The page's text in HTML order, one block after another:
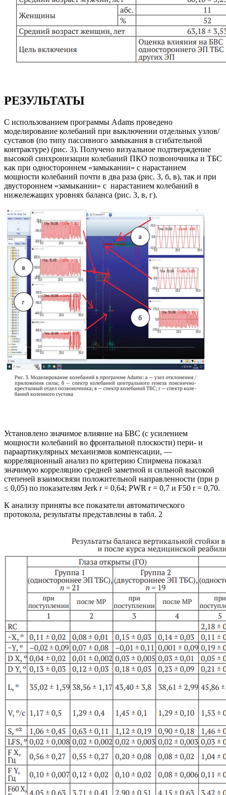
РЕЗУЛЬТАТЫ
С использованием программы Adams проведено
моделирование колебаний при выключении отдельных узлов/
суставов (по типу пассивного замыкания в сгибательной
контрактуре) (рис. 3). Получено визуальное подтверждение
высокой синхронизации колебаний ПКО позвоночника и ТБС
как при одностороннем «замыкании» с нарастанием
мощности колебаний почти в два раза (рис. 3, б, в), так и при
двустороннем «замыкании» с нарастанием колебаний в
нижележащих уровнях баланса (рис. 3, в, г).
Установлено значимое влияние на БВС (с усилением
мощности колебаний во фронтальной плоскости) пери- и
параартикулярных механизмов компенсации, —
корреляционный анализ по критерию Спирмена показал
значимую корреляцию средней заметной и сильной высокой
степеней взаимосвязи положительной направленности (при р
≤ 0,05) по показателям Jerk r = 0,64; PWR r = 0,7 и F50 r = 0,70.
К анализу приняты все показатели автоматического
протокола, результаты представлены в табл. 2